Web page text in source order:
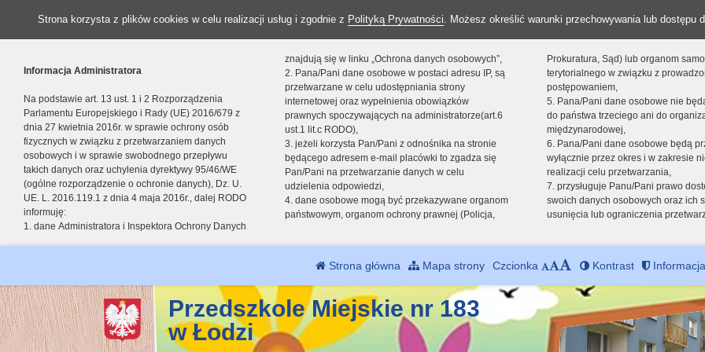
Strona korzysta z plików cookies w celu realizacji usług i zgodnie z Polityką Prywatności. Możesz określić warunki przechowywania lub dostępu
Informacja Administratora
Na podstawie art. 13 ust. 1 i 2 Rozporządzenia
Parlamentu Europejskiego i Rady (UE) 2016/679 z
dnia 27 kwietnia 2016r. w sprawie ochrony osób
fizycznych w związku z przetwarzaniem danych
osobowych i w sprawie swobodnego przepływu
takich danych oraz uchylenia dyrektywy 95/46/WE
(ogólne rozporządzenie o ochronie danych), Dz. U.
UE. L. 2016.119.1 z dnia 4 maja 2016r., dalej RODO
informuję:
1. dane Administratora i Inspektora Ochrony Danych
znajdują się w linku „Ochrona danych osobowych”,
2. Pana/Pani dane osobowe w postaci adresu IP, są
przetwarzane w celu udostępniania strony
internetowej oraz wypełnienia obowiązków
prawnych spoczywających na administratorze(art.6
ust.1 lit.c RODO),
3. jeżeli korzysta Pan/Pani z odnośnika na stronie
będącego adresem e-mail placówki to zgadza się
Pan/Pani na przetwarzanie danych w celu
udzielenia odpowiedzi,
4. dane osobowe mogą być przekazywane organom
państwowym, organom ochrony prawnej (Policja,
Prokuratura, Sąd) lub organom
terytorialnego w związku z
postępowaniem,
5. Pana/Pani dane osobowe nie
do państwa trzeciego ani do
międzynarodowej,
6. Pana/Pani dane osobowe będą
wyłącznie przez okres i w zakresie
realizacji celu przetwarzania,
7. przysługuje Panu/Pani prawo
swoich danych osobowych oraz ich
usunięcia lub ograniczenia
Strona główna Mapa strony Czcionka Kontrast
Przedszkole Miejskie nr 183
w Łodzi